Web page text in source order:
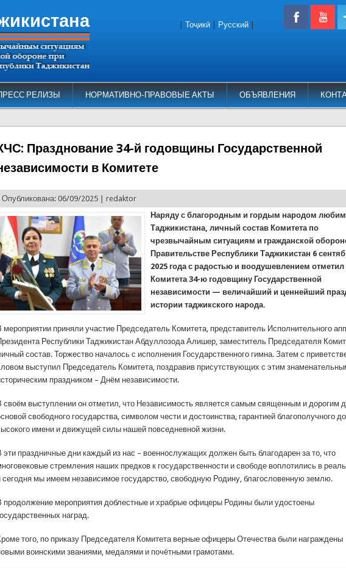
РЕЛИЗЫ НОРМАТИВНО-ПРАВОВЫЕ АКТЫ ОБЪЯВЛЕНИЯ
Тоҷикӣ Русский
Празднование 34-й годовщины Государственной
в Комитете
Опубликована: 06/09/2025 |redaktor
Наряду с благородным и гордым народом
Таджикистана, личный состав Комитета по
чрезвычайным ситуациям и гражданской
Правительстве Республики Таджикистан 6
2025 года с радостью и воодушевлением отметил
Комитета 34-ю годовщину Государственной
независимости — величайший и ценнейший
истории таджикского народа.
мероприятии приняли участие Председатель Комитета, представитель Исполнительного
Республики Таджикистан Абдуллозода Алишер, заместитель Председателя
состав. Торжество началось с исполнения Государственного гимна. Затем с
выступил Председатель Комитета, поздравив присутствующих с этим
праздником – Днём независимости.
своём выступлении он отметил, что Независимость является самым священным и дорогим
свободного государства, символом чести и достоинства, гарантией благополучного
имени и движущей силы нашей повседневной жизни.
эти праздничные дни каждый из нас – военнослужащих должен быть благодарен за то, что
стремления наших предков к государственности и свободе воплотились в
сегодня мы имеем независимое государство, свободную Родину, благословенную землю.
продолжение мероприятия доблестные и храбрые офицеры Родины были удостоены
наград.
того, по приказу Председателя Комитета верные офицеры Отечества были награждены
воинскими званиями, медалями и почётными грамотами.